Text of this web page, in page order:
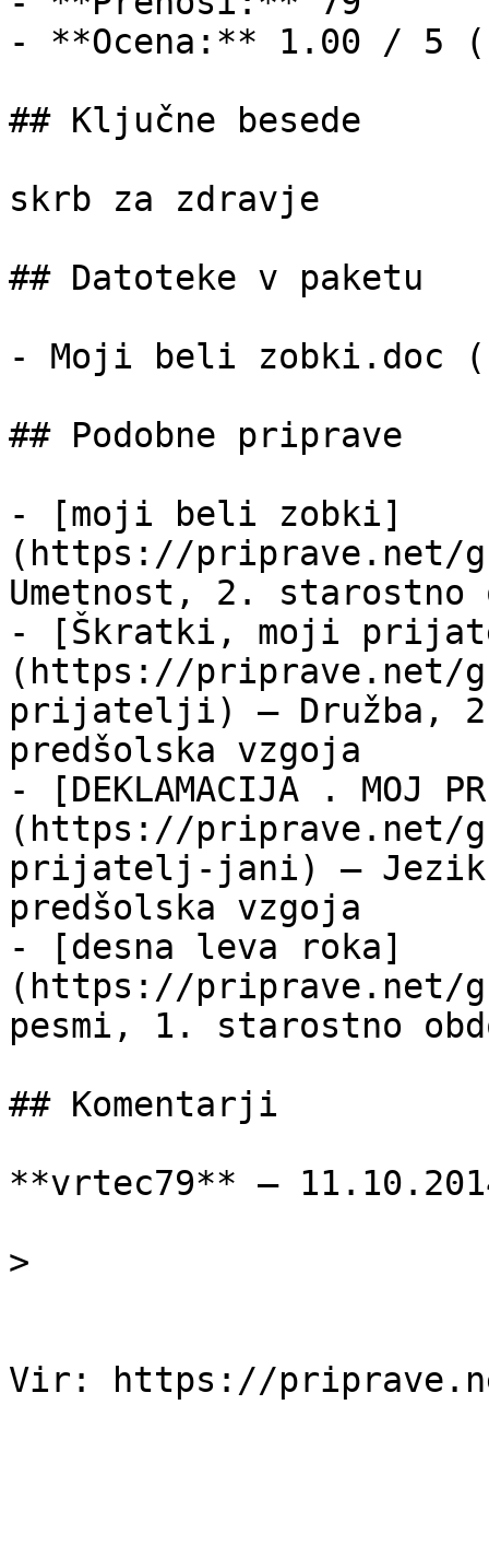
- **Ocena:** 1.00 / 5
## Ključne besede
skrb za zdravje
## Datoteke v paketu
- Moji beli zobki.doc
## Podobne priprave
- [moji beli zobki]
(https://priprave.net/
Umetnost, 2. starostno
- [Škratki, moji
(https://priprave.net/
prijatelji) — Družba,
predšolska vzgoja
- [DEKLAMACIJA . MOJ
(https://priprave.net/
prijatelj-jani) —
predšolska vzgoja
- [desna leva roka]
(https://priprave.net/
pesmi, 1. starostno
## Komentarji
**vrtec79** —
>